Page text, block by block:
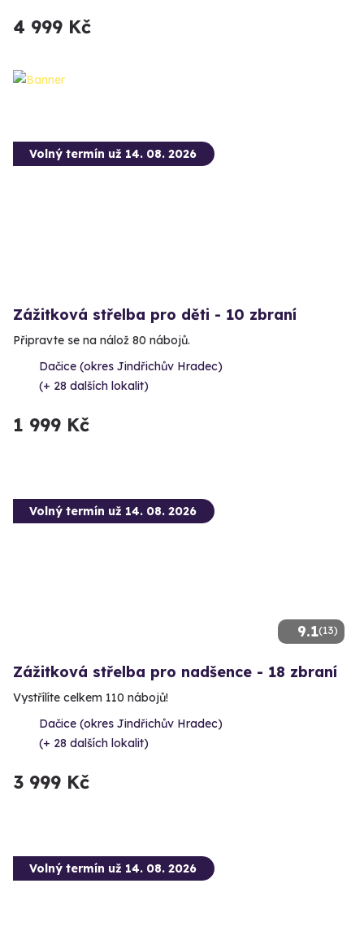
4 999 Kč
Volný termín už 14. 08. 2026
Zážitková střelba pro děti - 10 zbraní
Připravte se na nálož 80 nábojů.
Dačice (okres Jindřichův Hradec)
(+ 28 dalších lokalit)
1 999 Kč
9.1(13)
Volný termín už 14. 08. 2026
Zážitková střelba pro nadšence - 18 zbraní
Vystřílíte celkem 110 nábojů!
Dačice (okres Jindřichův Hradec)
(+ 28 dalších lokalit)
3 999 Kč
Volný termín už 14. 08. 2026